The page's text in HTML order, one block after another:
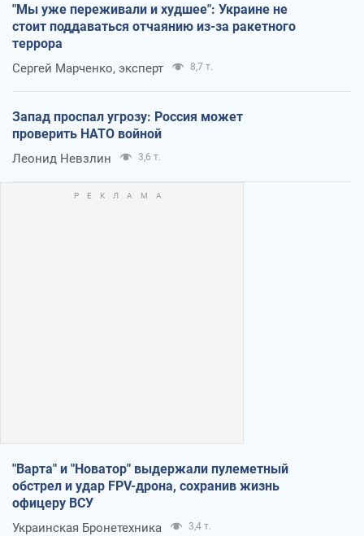
"Мы уже переживали и худшее": Украине не
стоит поддаваться отчаянию из-за ракетного
террора
Сергей Марченко, эксперт 8,7 т.
Запад проспал угрозу: Россия может
проверить НАТО войной
Леонид Невзлин 3,6 т.
"Варта" и "Новатор" выдержали пулеметный
обстрел и удар FPV-дрона, сохранив жизнь
офицеру ВСУ
Украинская Бронетехника 3,4 т.